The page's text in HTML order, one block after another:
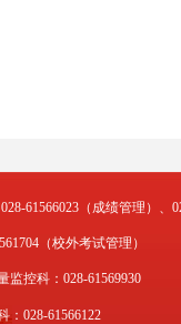
61566023（成绩管理）、
（校外考试管理）
监控科：028-61569930
：028-61566122